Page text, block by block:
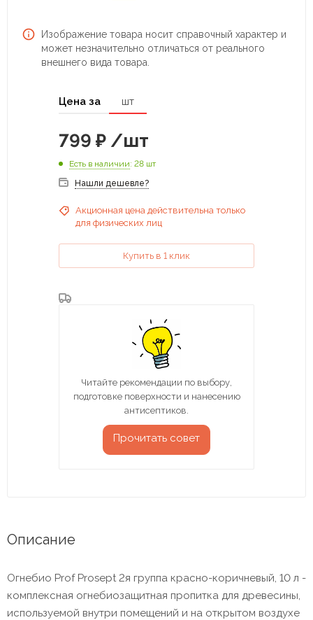
Изображение товара носит справочный характер и
может незначительно отличаться от реального
внешнего вида товара.
Цена за шт
799 ₽ /шт
Есть в наличии: 28 шт
Нашли дешевле?
Акционная цена действительна только
для физических лиц
Купить в 1 клик
Читайте рекомендации по выбору,
подготовке поверхности и нанесению
антисептиков.
Прочитать совет
Описание
Огнебио Prof Prosept 2я группа красно-коричневый, 10 л -
комплексная огнебиозащитная пропитка для древесины,
используемой внутри помещений и на открытом воздухе